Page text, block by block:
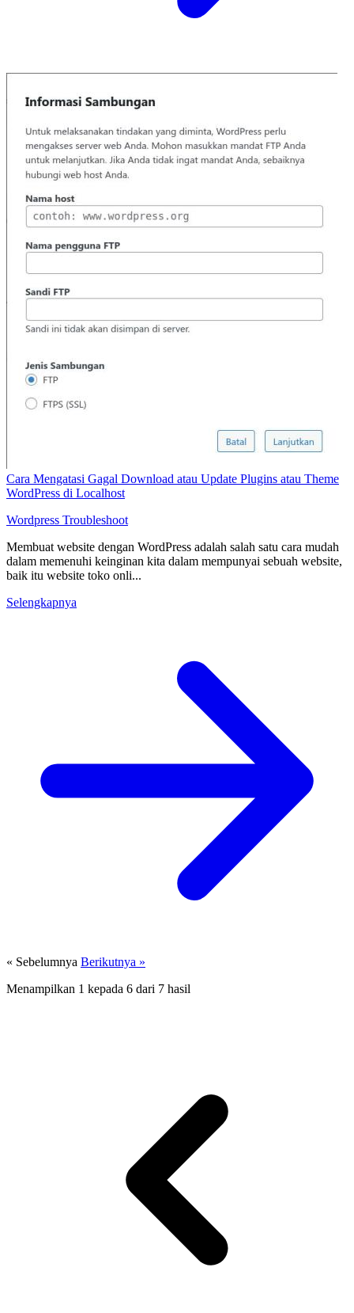
Cara Mengatasi Gagal Download atau Update Plugins atau Theme
WordPress di Localhost
Wordpress Troubleshoot
Membuat website dengan WordPress adalah salah satu cara mudah
dalam memenuhi keinginan kita dalam mempunyai sebuah website,
baik itu website toko onli...
Selengkapnya
« Sebelumnya Berikutnya »
Menampilkan 1 kepada 6 dari 7 hasil